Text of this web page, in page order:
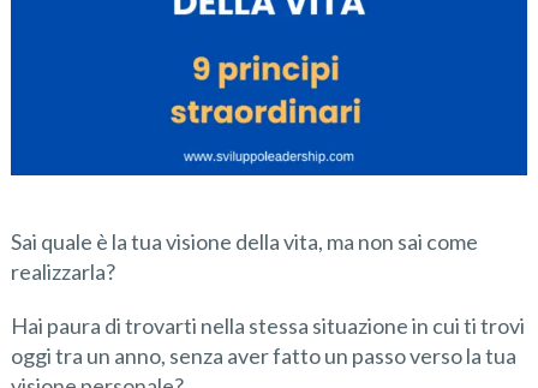
Sai quale è la tua visione della vita, ma non sai come
realizzarla?
Hai paura di trovarti nella stessa situazione in cui ti trovi
oggi tra un anno, senza aver fatto un passo verso la tua